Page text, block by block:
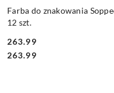
Farba do znakowania
12 szt.
Cena:
263.99
Cena:
263.99